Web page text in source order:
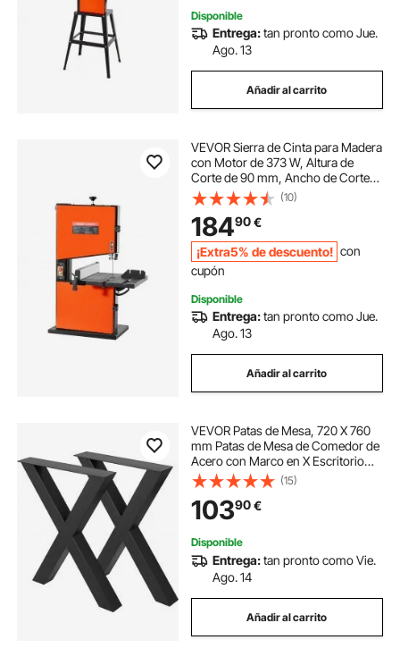
Disponible
Entrega:tan pronto como Jue.
Ago. 13
Añadir al carrito
VEVOR Sierra de Cinta para Madera
con Motor de 373 W, Altura de
Corte de 90 mm, Ancho de Corte
de 229 mm, Mesa de Aluminio
Fundido de 300 x 300 mm, con Luz
de Trabajo de 360°, para
Carpintería
(10)
18490€
¡Extra5% de descuento! con
cupón
Disponible
Entrega:tan pronto como Jue.
Ago. 13
Añadir al carrito
VEVOR Patas de Mesa, 720 X 760
mm Patas de Mesa de Comedor de
Acero con Marco en X Escritorio
Negras, Conjunto de 2 Patas de
Mesa de Metal de Calidad, para
Muebles Perfecta para Tienda de
Café Bar
(15)
10390€
Disponible
Entrega:tan pronto como Vie.
Ago. 14
Añadir al carrito